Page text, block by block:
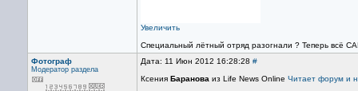
Увеличить
Специальный лётный отряд разогнали ? Теперь всё
Фотограф
Модератор раздела
Дата: 11 Июн 2012 16:28:28 #
Ксения Баранова из Life News Online Читает форум и